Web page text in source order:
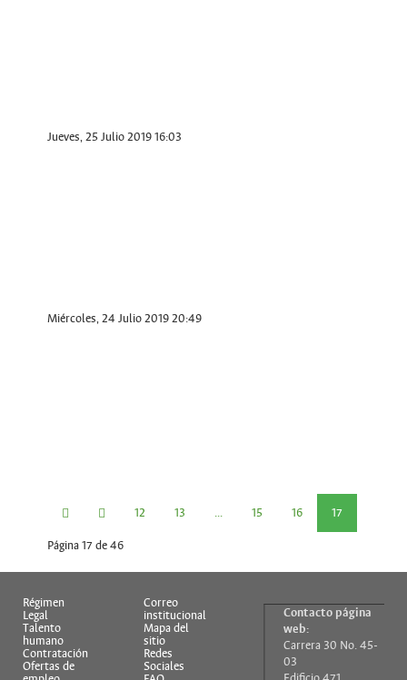
Jueves, 25 Julio 2019 16:03
Miércoles, 24 Julio 2019 20:49
12 13 ... 15 16 17
Página 17 de 46
Régimen
Legal
Talento
humano
Contratación
Ofertas de
Correo
institucional
Mapa del
sitio
Redes
Sociales
Contacto página
web:
Carrera 30 No. 45-
03